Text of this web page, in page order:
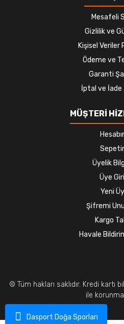
Dasport Doğa Sporları
Mesafeli
Gizlilik ve
Kişisel Veriler
Ödeme ve
Garanti
İptal ve İade
MÜŞTERİ
Üyelik
Üye
Yeni
Şifremi
Kargo
Havale
© Tüm hakları saklıdır. Kredi kartı
ile